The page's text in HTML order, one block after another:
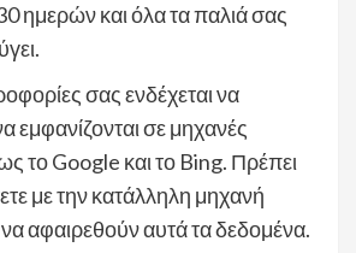
ημερών και όλα τα παλιά σας
σας ενδέχεται να
εμφανίζονται σε μηχανές
το Google και το Bing. Πρέπει
με την κατάλληλη μηχανή
αφαιρεθούν αυτά τα δεδομένα.